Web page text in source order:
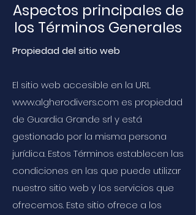
Aspectos principales de
los Términos Generales
Propiedad del sitio web
El sitio web accesible en la URL
www.algherodivers.com es propiedad
de Guardia Grande srl y está
gestionado por la misma persona
jurídica. Estos Términos establecen las
condiciones en las que puede utilizar
nuestro sitio web y los servicios que
ofrecemos. Este sitio ofrece a los